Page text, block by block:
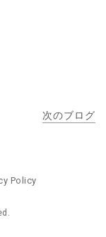
次のブログ
Policy